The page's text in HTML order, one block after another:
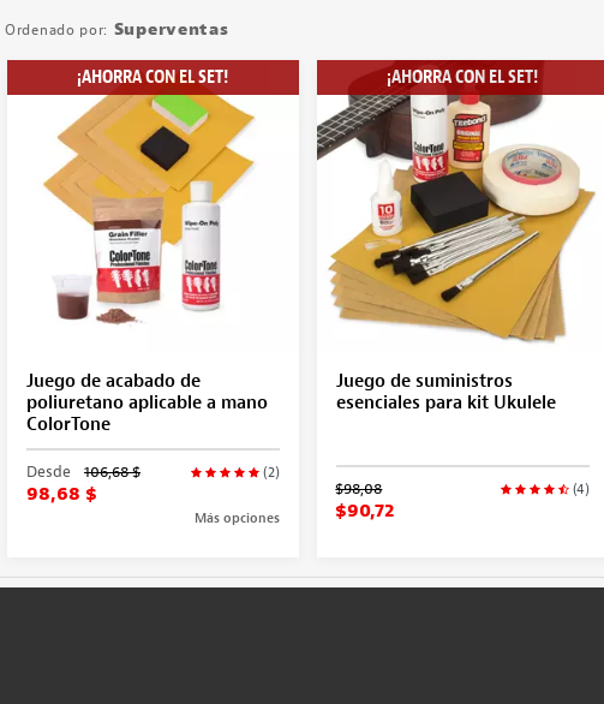
Superventas
¡AHORRA CON EL SET!
Juego de acabado de
poliuretano aplicable a mano
ColorTone
(2)
Desde 106,68 $
98,68 $
Más opciones
¡AHORRA CON EL SET!
Juego de suministros
esenciales para kit Ukulele
(4)
$98,08
$90,72